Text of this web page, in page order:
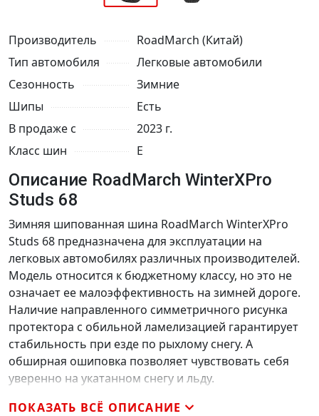
Производитель
RoadMarch (Китай)
Тип автомобиля
Легковые автомобили
Сезонность
Зимние
Шипы
Есть
В продаже с
2023 г.
Класс шин
E
Описание RoadMarch WinterXPro
Studs 68
Зимняя шипованная шина RoadMarch WinterXPro
Studs 68 предназначена для эксплуатации на
легковых автомобилях различных производителей.
Модель относится к бюджетному классу, но это не
означает ее малоэффективность на зимней дороге.
Наличие направленного симметричного рисунка
протектора с обильной ламелизацией гарантирует
стабильность при езде по рыхлому снегу. А
обширная ошиповка позволяет чувствовать себя
уверенно на укатанном снегу и льду.
При изготовлении особое внимание производитель
ПОКАЗАТЬ ВСЁ ОПИСАНИЕ